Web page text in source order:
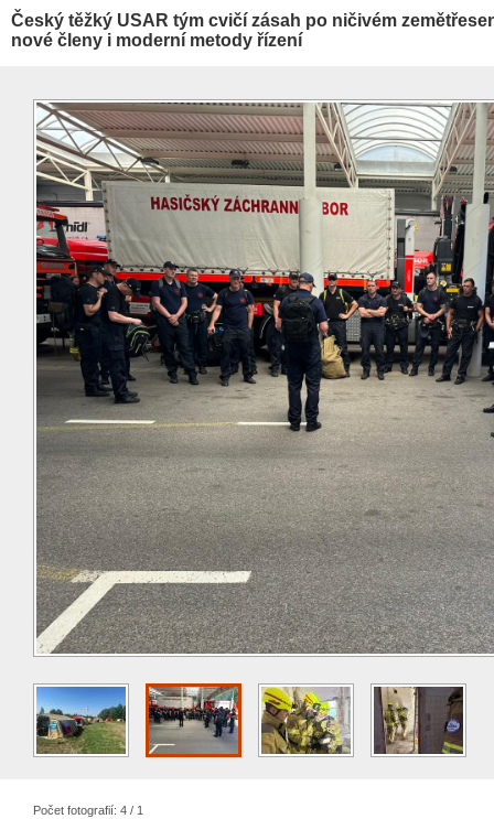
Český těžký USAR tým cvičí zásah po ničivém
nové členy i moderní metody řízení
Počet fotografií: 4 / 1